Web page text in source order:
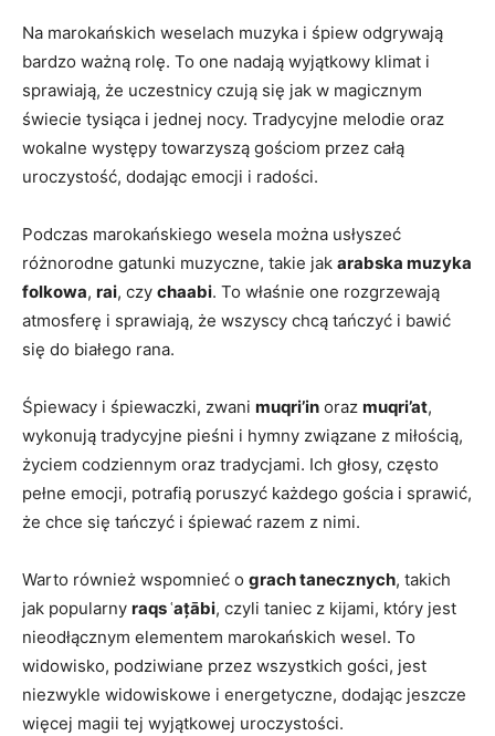
Na‍ marokańskich weselach muzyka i śpiew odgrywają
bardzo ważną rolę.‌ To one nadają⁣ wyjątkowy klimat i
sprawiają, że ⁣uczestnicy ‌czują się jak w ‌magicznym‌
świecie tysiąca i jednej‌ nocy. Tradycyjne ⁢melodie oraz
wokalne występy towarzyszą gościom⁣ przez całą
uroczystość, dodając emocji i radości.
Podczas marokańskiego wesela można usłyszeć
różnorodne gatunki muzyczne, takie ⁤jak arabska muzyka
folkowa, rai, czy chaabi. To ​właśnie⁢ one rozgrzewają
atmosferę i sprawiają, że wszyscy chcą tańczyć i bawić⁣
się ‍do białego rana.
Śpiewacy i śpiewaczki, zwani muqri’in oraz⁢ muqri’at,
wykonują tradycyjne pieśni i hymny ⁣związane z miłością,
życiem codziennym oraz tradycjami. Ich głosy, często
pełne emocji, ‍potrafią⁢ poruszyć każdego ​gościa i sprawić,
że chce się tańczyć i śpiewać razem‍ z nimi.
Warto ⁣również wspomnieć o grach tanecznych, takich⁤
jak popularny raqs ʿațābi, czyli taniec z kijami,‍ który‍ jest
‍nieodłącznym elementem marokańskich wesel. To
widowisko, podziwiane przez wszystkich gości, jest
niezwykle widowiskowe i energetyczne, dodając jeszcze⁢
więcej ⁢magii tej wyjątkowej uroczystości.